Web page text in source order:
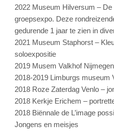
2022 Museum Hilversum –
groepsexpo. Deze
gedurende 1 jaar te zien in
2021 Museum Staphorst –
soloexpositie
2019 Musem Valkhof
2018-2019 Limburgs museum
2018 Roze Zaterdag Venlo –
2018 Kerkje Erichem –
2018 Biënnale de L’image
Jongens en meisjes